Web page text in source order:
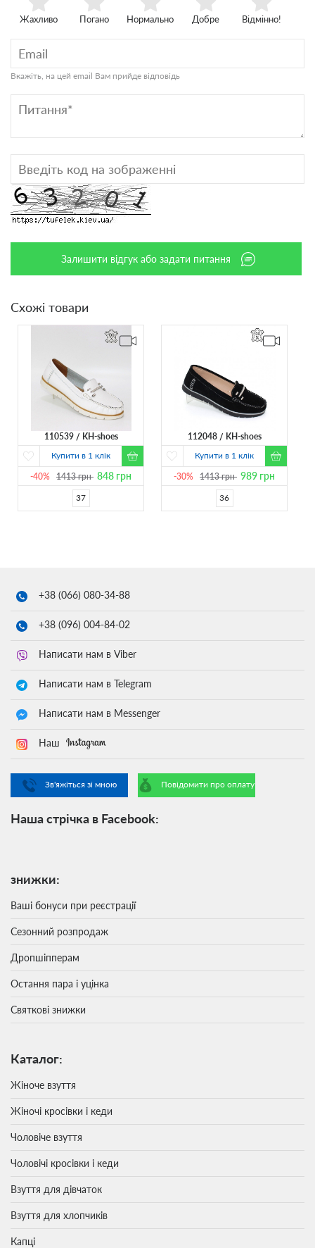
Жахливо Погано Нормально Добре Відмінно!
Вкажіть, на цей email Вам прийде відповідь
Залишити відгук або задати питання
Схожі товари
110539
KH-shoes
Купити в 1 клік
-40% 1413грн 848 грн
37
112048
KH-shoes
Купити в 1 клік
-30% 1413грн 989 грн
36
+38 (066) 080-34-88
+38 (096) 004-84-02
Написати нам в Viber
Написати нам в Telegram
Написати нам в Messenger
Наш
Зв'яжіться зі мною Повідомити про оплату
Наша стрічка в Facebook:
знижки:
Ваші бонуси при реєстрації
Сезонний розпродаж
Дропшіпперам
Остання пара і уцінка
Святкові знижки
Каталог:
Жіноче взуття
Жіночі кросівки і кеди
Чоловіче взуття
Чоловічі кросівки і кеди
Взуття для дівчаток
Взуття для хлопчиків
Капці